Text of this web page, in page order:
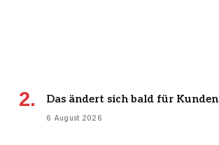
Das ändert sich bald für Kunden
6 August 2026